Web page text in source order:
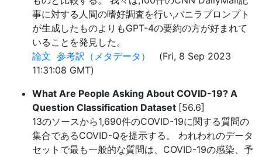
事に対する人間の嗜好調査を行い,バニラプロンプト
が生成したものよりもGPT-4の要約の方が好まれて
いることを発見した。
論文 参考訳（メタデータ）
(Fri, 8 Sep 2023
11:31:08 GMT)
What Are People Asking About COVID-19? A
Question Classification Dataset [56.6]
13のソースから1,690件のCOVID-19に関する質問の
集合であるCOVID-Qを提示する。 われわれのデータ
セットで最も一般的な質問は、COVID-19の感染、予